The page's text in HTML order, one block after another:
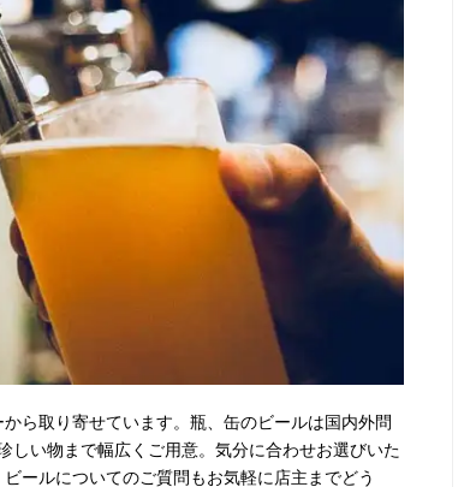
ら取り寄せています。瓶、缶のビールは国内外問
しい物まで幅広くご用意。気分に合わせお選びいた
ールについてのご質問もお気軽に店主までどう